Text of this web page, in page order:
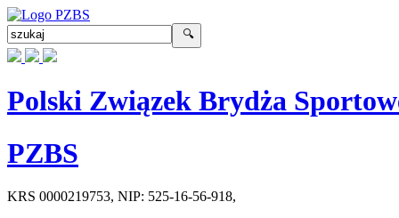
Polski Związek Brydża
PZBS
KRS 0000219753, NIP: 525-16-56-918,